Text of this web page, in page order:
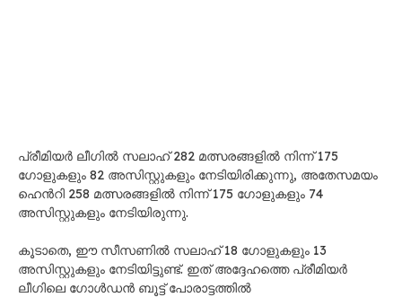
പ്രീമിയർ ലീഗിൽ സലാഹ് 282 മത്സരങ്ങളിൽ നിന്ന് 175
ഗോളുകളും 82 അസിസ്റ്റുകളും നേടിയിരിക്കുന്നു, അതേസമയം
ഹെൻറി 258 മത്സരങ്ങളിൽ നിന്ന് 175 ഗോളുകളും 74
അസിസ്റ്റുകളും നേടിയിരുന്നു.
കൂടാതെ, ഈ സീസണിൽ സലാഹ് 18 ഗോളുകളും 13
അസിസ്റ്റുകളും നേടിയിട്ടുണ്ട്. ഇത് അദ്ദേഹത്തെ പ്രീമിയർ
ലീഗിലെ ഗോൾഡൻ ബൂട്ട് പോരാട്ടത്തിൽ